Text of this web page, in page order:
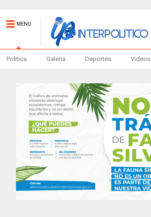
MENU
Politica Galeria Deportes Videos